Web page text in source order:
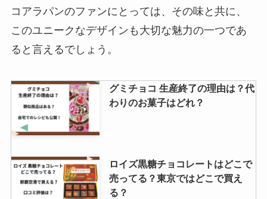
コアラパンのファンにとっては、その味と共に、
このユニークなデザインも大切な魅力の一つであ
ると言えるでしょう。
グミチョコ 生産終了の理由は？代
わりのお菓子はどれ？
ロイズ黒糖チョコレートはどこで
売ってる？東京ではどこで買え
る？